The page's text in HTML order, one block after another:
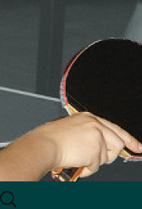
Suchen